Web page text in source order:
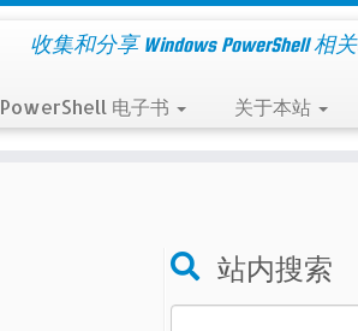
收集和分享 Windows PowerShell
PowerShell 电子书 关于本站
站内搜索